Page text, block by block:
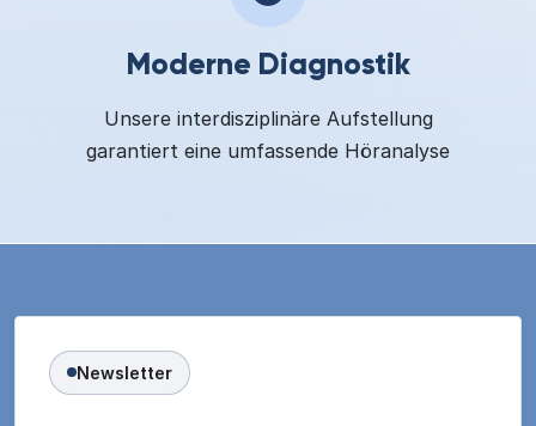
Moderne Diagnostik
Unsere interdisziplinäre Aufstellung
garantiert eine umfassende Höranalyse
Newsletter